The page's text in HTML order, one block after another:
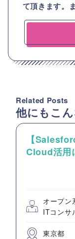
て頂きます。
Related Posts
他にもこ
【
Cloud活用
オープン
ITコンサ
東京都